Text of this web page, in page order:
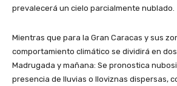
prevalecerá un cielo parcialmente nublado.
Mientras que ​para la Gran Caracas y sus
comportamiento climático se dividirá en
​Madrugada y mañana: Se pronostica
presencia de lluvias o lloviznas dispersas,